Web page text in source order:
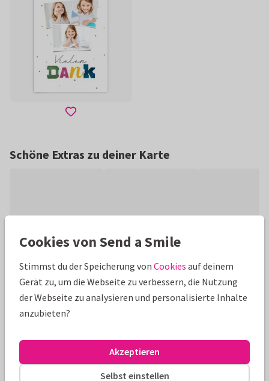
Schöne Extras zu deiner Karte
Produktinformation
bunten Buchstaben. Kartenvorlage nach Wunsch gestalten!
Cookies von Send a Smile
Stimmst du der Speicherung von Cookies auf deinem
Gerät zu, um die Webseite zu verbessern, die Nutzung
der Webseite zu analysieren und personalisierte Inhalte
anzubieten?
Selbst einstellen
Akzeptieren